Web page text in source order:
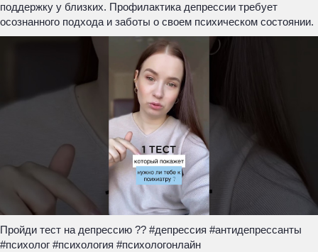
поддержку у близких. Профилактика депрессии требует
осознанного подхода и заботы о своем психическом состоянии.
Пройди тест на депрессию ?? #депрессия #антидепрессанты
#психолог #психология #психологонлайн